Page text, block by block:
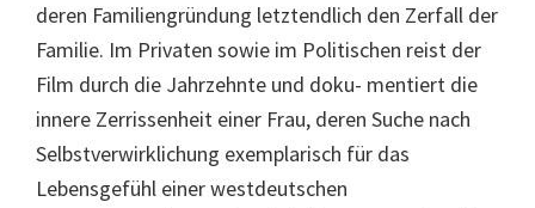
deren Familiengründung letztendlich den Zerfall der
Familie. Im Privaten sowie im Politischen reist der
Film durch die Jahrzehnte und doku- mentiert die
innere Zerrissenheit einer Frau, deren Suche nach
Selbstverwirklichung exemplarisch für das
Lebensgefühl einer westdeutschen